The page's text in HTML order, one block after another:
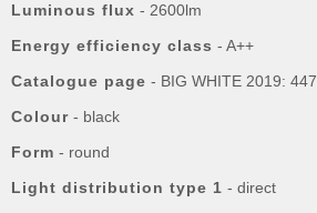
Luminous flux - 2600lm
Energy efficiency class - A++
Catalogue page - BIG WHITE 2019: 447
Colour - black
Form - round
Light distribution type 1 - direct